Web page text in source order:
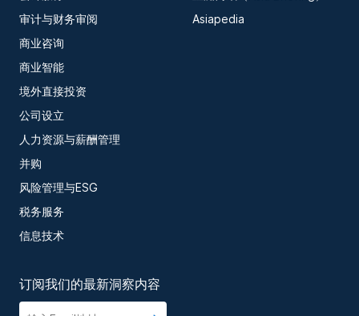
审计与财务审阅
商业咨询
商业智能
境外直接投资
公司设立
人力资源与薪酬管理
并购
风险管理与ESG
税务服务
信息技术
Asiapedia
订阅我们的最新洞察内容